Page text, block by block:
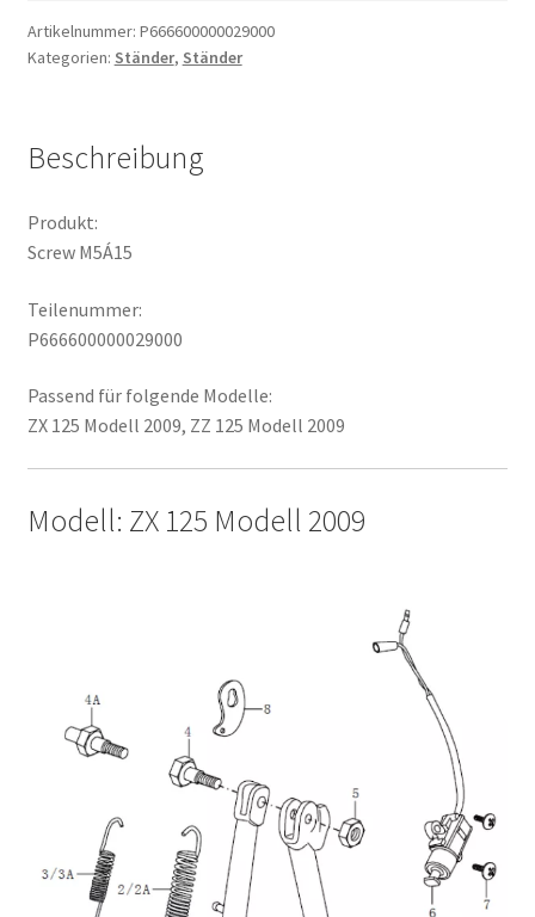
Artikelnummer: P666600000029000
Kategorien: Ständer, Ständer
Beschreibung
Produkt:
Screw M5Á15
Teilenummer:
P666600000029000
Passend für folgende Modelle:
ZX 125 Modell 2009, ZZ 125 Modell 2009
Modell: ZX 125 Modell 2009